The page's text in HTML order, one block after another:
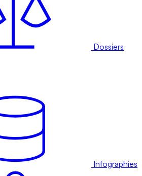
Dossiers
Infographies